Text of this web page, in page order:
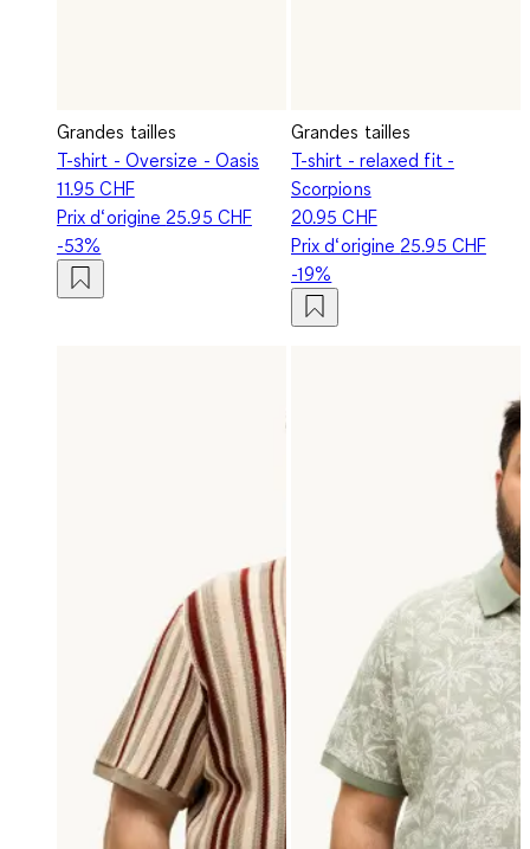
Grandes tailles
T-shirt - Oversize - Oasis
11.95 CHF
Prix d‘origine 25.95 CHF
-53%
Grandes tailles
T-shirt - relaxed fit -
Scorpions
20.95 CHF
Prix d‘origine 25.95 CHF
-19%